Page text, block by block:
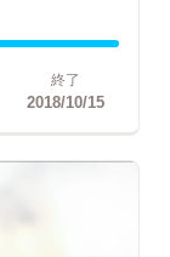
終了
2018/10/15